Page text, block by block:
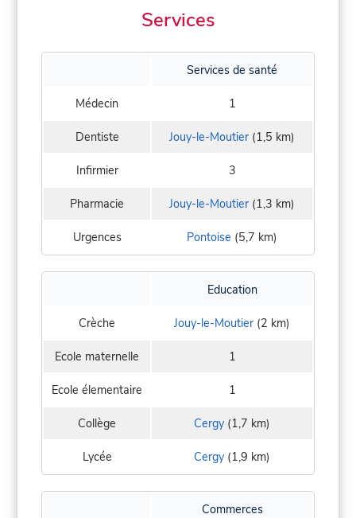
Services
Services de santé
Médecin 1
Dentiste Jouy-le-Moutier (1,5 km)
Infirmier 3
Pharmacie Jouy-le-Moutier (1,3 km)
Urgences Pontoise (5,7 km)
Education
Crèche Jouy-le-Moutier (2 km)
Ecole maternelle 1
Ecole élementaire 1
Collège Cergy (1,7 km)
Lycée Cergy (1,9 km)
Commerces